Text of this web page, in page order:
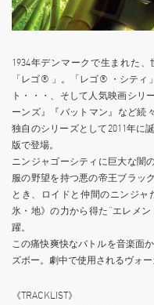
1934年デンマークで生まれた
「レゴ® 」。「レゴ® ・シティ
ト・・・、そして人気映画シリ
ーンズ』『バットマン』など続
独自のシリーズとして2011年に
版で登場。
ニンジャゴーシティに巨大な闇
服の野望を持つ悪の帝王ブラッ
とき、ロイドと仲間のニンジャ
氷・地》の力から得た“エレメ
躍。
この痛快爽快なバトルを音楽面
ズボー。劇中で使用されるヴォー
《TRACKLIST》